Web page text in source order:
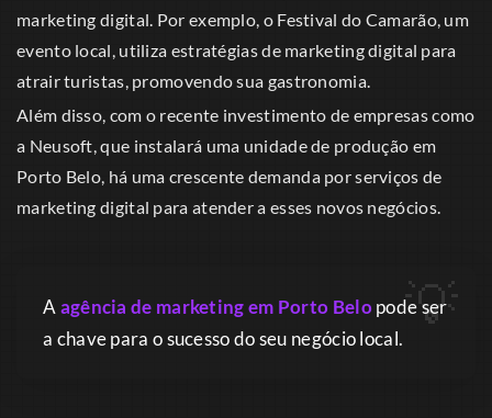
marketing digital. Por exemplo, o Festival do Camarão, um
evento local, utiliza estratégias de marketing digital para
atrair turistas, promovendo sua gastronomia.
Além disso, com o recente investimento de empresas como
a Neusoft, que instalará uma unidade de produção em
Porto Belo, há uma crescente demanda por serviços de
marketing digital para atender a esses novos negócios.
A agência de marketing em Porto Belopode ser
a chave para o sucesso do seu negócio local.